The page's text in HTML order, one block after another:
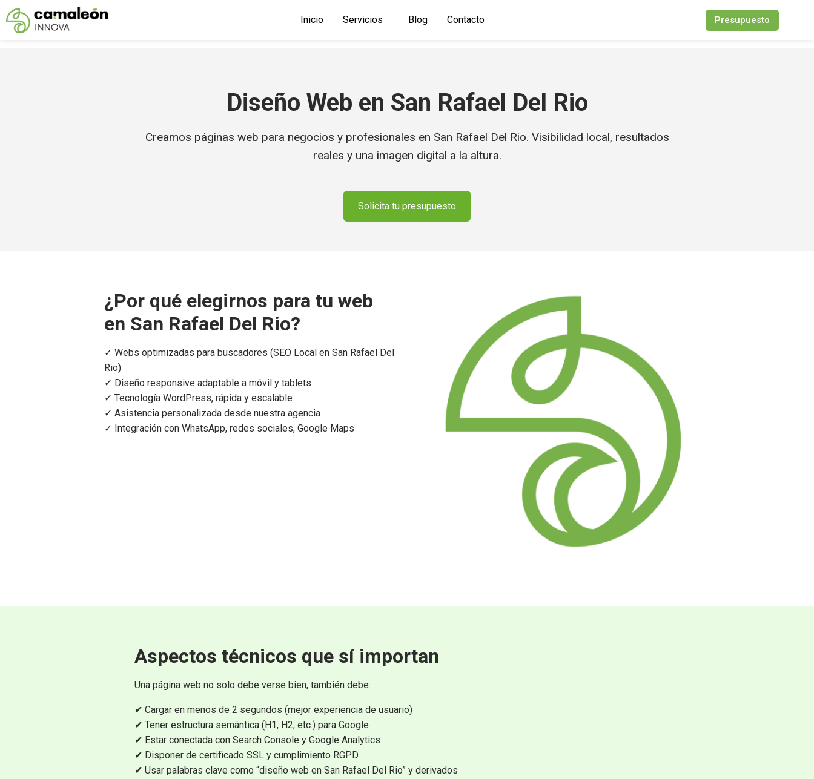
Saltar
Inicio Servicios Blog Contacto Presupuesto
Diseño Web en San Rafael Del Rio
Creamos páginas web para negocios y profesionales en San Rafael Del Rio. Visibilidad local, resultados
reales y una imagen digital a la altura.
Solicita tu presupuesto
¿Por qué elegirnos para tu web
en San Rafael Del Rio?
✓ Webs optimizadas para buscadores (SEO Local en San Rafael Del
Rio)
✓ Diseño responsive adaptable a móvil y tablets
✓ Tecnología WordPress, rápida y escalable
✓ Asistencia personalizada desde nuestra agencia
✓ Integración con WhatsApp, redes sociales, Google Maps
Aspectos técnicos que sí importan
Una página web no solo debe verse bien, también debe:
✔ Cargar en menos de 2 segundos (mejor experiencia de usuario)
✔ Tener estructura semántica (H1, H2, etc.) para Google
✔ Estar conectada con Search Console y Google Analytics
✔ Disponer de certificado SSL y cumplimiento RGPD
✔ Usar palabras clave como “diseño web en San Rafael Del Rio” y derivados